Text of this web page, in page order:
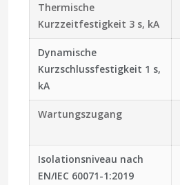
Thermische
Kurzzeitfestigkeit 3 s, kA
Dynamische
Kurzschlussfestigkeit 1 s,
kA
Wartungszugang
Isolationsniveau nach
EN/IEC 60071-1:2019